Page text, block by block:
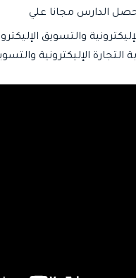
الدارس مجانا علي
والتسويق
الإليكترونية